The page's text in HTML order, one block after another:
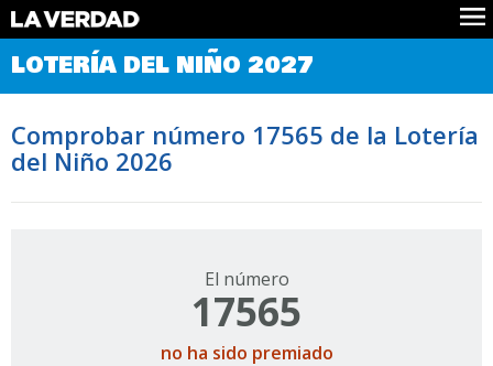
Comprobar Loteria del Niño
Premios
Noticias
Datos
Historia
LOTERÍA DEL NIÑO 2027
Comprobar número 17565 de la Lotería
del Niño 2026
El número
17565
no ha sido premiado